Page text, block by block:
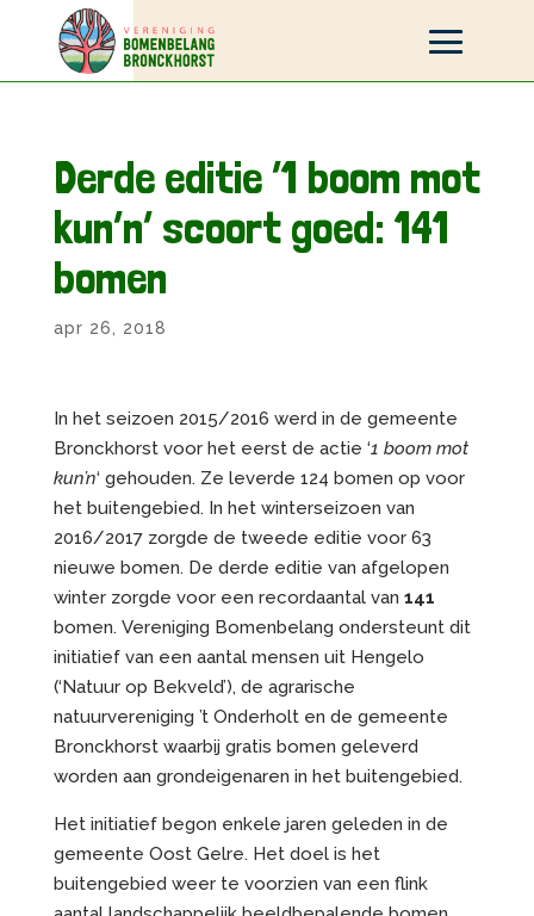
Derde editie ‘1 boom mot
kun’n’ scoort goed: 141
bomen
apr 26, 2018
In het seizoen 2015/2016 werd in de gemeente
Bronckhorst voor het eerst de actie ‘1 boom mot
kun’n‘ gehouden. Ze leverde 124 bomen op voor
het buitengebied. In het winterseizoen van
2016/2017 zorgde de tweede editie voor 63
nieuwe bomen. De derde editie van afgelopen
winter zorgde voor een recordaantal van 141
bomen. Vereniging Bomenbelang ondersteunt dit
initiatief van een aantal mensen uit Hengelo
(‘Natuur op Bekveld’), de agrarische
natuurvereniging ’t Onderholt en de gemeente
Bronckhorst waarbij gratis bomen geleverd
worden aan grondeigenaren in het buitengebied.
Het initiatief begon enkele jaren geleden in de
gemeente Oost Gelre. Het doel is het
buitengebied weer te voorzien van een flink